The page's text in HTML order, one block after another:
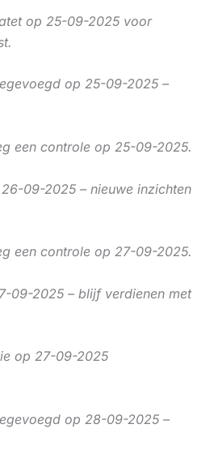
op 25-09-2025 voor
op 25-09-2025 –
een controle op 25-09-2025.
09-2025 – nieuwe inzichten
een controle op 27-09-2025.
09-2025 – blijf verdienen met
op 27-09-2025
op 28-09-2025 –